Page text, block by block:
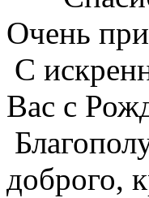
Очень
С
Вас с
доброго,